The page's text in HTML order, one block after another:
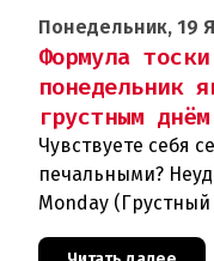
Понедельник, 19
Формула
понедельник
грустным
Чувствуете себя
печальными?
Monday
считающийся